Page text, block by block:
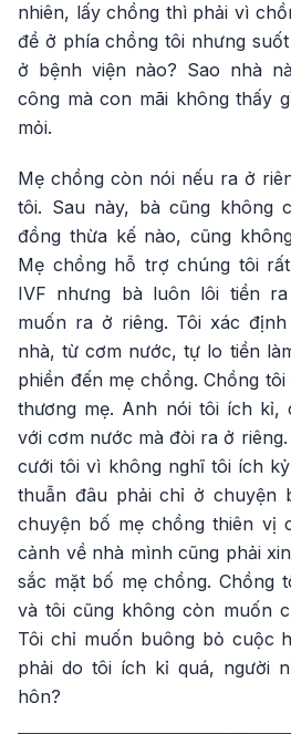
nhiên, lấy chồng thì phải vì
đề ở phía chồng tôi nhưng
ở bệnh viện nào? Sao nhà
công mà con mãi không thấy
mỏi.
Mẹ chồng còn nói nếu ra ở
tôi. Sau này, bà cũng không
đồng thừa kế nào, cũng
Mẹ chồng hỗ trợ chúng tôi
IVF nhưng bà luôn lôi tiền
muốn ra ở riêng. Tôi xác
nhà, từ cơm nước, tự lo tiền
phiền đến mẹ chồng. Chồng
thương mẹ. Anh nói tôi ích
với cơm nước mà đòi ra ở
cưới tôi vì không nghĩ tôi ích
thuẫn đâu phải chỉ ở chuyện
chuyện bố mẹ chồng thiên vị
cảnh về nhà mình cũng phải
sắc mặt bố mẹ chồng. Chồng
và tôi cũng không còn muốn
Tôi chỉ muốn buông bỏ cuộc
phải do tôi ích kỉ quá, người
hôn?